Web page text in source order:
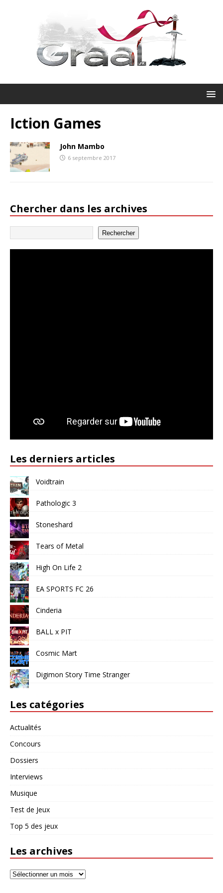
Iction Games
John Mambo
6 septembre 2017
Chercher dans les archives
Rechercher
Les derniers articles
Voidtrain
Pathologic 3
Stoneshard
Tears of Metal
High On Life 2
EA SPORTS FC 26
Cinderia
BALL x PIT
Cosmic Mart
Digimon Story Time Stranger
Les catégories
Actualités
Concours
Dossiers
Interviews
Musique
Test de Jeux
Top 5 des jeux
Les archives